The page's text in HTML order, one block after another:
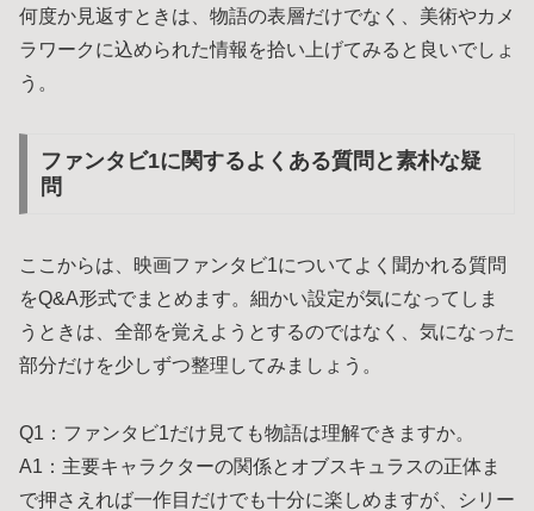
何度か見返すときは、物語の表層だけでなく、美術やカメ
ラワークに込められた情報を拾い上げてみると良いでしょ
う。
ファンタビ1に関するよくある質問と素朴な疑
問
ここからは、映画ファンタビ1についてよく聞かれる質問
をQ&A形式でまとめます。細かい設定が気になってしま
うときは、全部を覚えようとするのではなく、気になった
部分だけを少しずつ整理してみましょう。
Q1：ファンタビ1だけ見ても物語は理解できますか。
A1：主要キャラクターの関係とオブスキュラスの正体ま
で押さえれば一作目だけでも十分に楽しめますが、シリー